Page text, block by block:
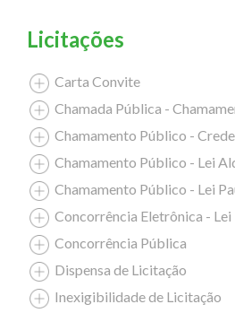
Licitações
Carta Convite
Chamada Pública -
Chamamento Público -
Chamamento Público - Lei
Chamamento Público - Lei Paulo Gustavo (Lei
Concorrência Eletrônica -
Concorrência Pública
Dispensa de Licitação
Inexigibilidade de Licitação